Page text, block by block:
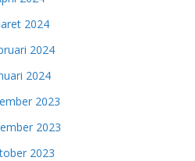
2024
2024
2024
2023
2023
2023